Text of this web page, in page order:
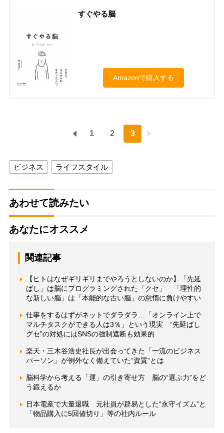
すぐやる脳
Amazonで購入する
1 2 3
ビジネス ライフスタイル
あわせて読みたい
あなたにオススメ
関連記事
【ヒトはなぜギリギリまでやろうとしないのか】「先延
ばし」は脳にプログラミングされた「クセ」 「理性的
な新しい脳」は「本能的な古い脳」の怠惰に負けやすい
仕事をするはずがネットでダラダラ…「オンライン上で
マルチタスクができる人は3％」という現実 “先延ばし
グセ”の対処にはSNSの強制遮断も効果的
楽天・三木谷浩史社長が出会ってきた「一流のビジネス
パーソン」が例外なく備えていた“資質”とは
脳科学から考える「運」の引き寄せ方 脳の“選ぶ力”をど
う鍛えるか
日本電産で大量退職 元社員が辟易とした“永守イズム”と
「物品購入に5回値切り」等の社内ルール